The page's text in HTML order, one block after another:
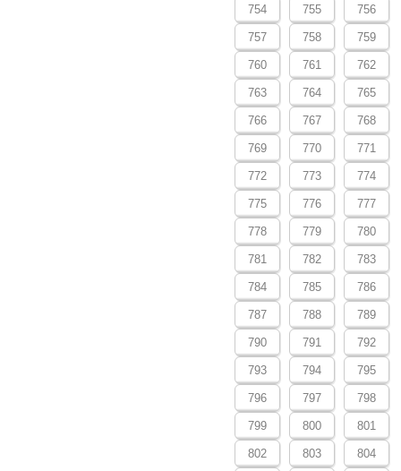
754 755 756
757 758 759
760 761 762
763 764 765
766 767 768
769 770 771
772 773 774
775 776 777
778 779 780
781 782 783
784 785 786
787 788 789
790 791 792
793 794 795
796 797 798
799 800 801
802 803 804